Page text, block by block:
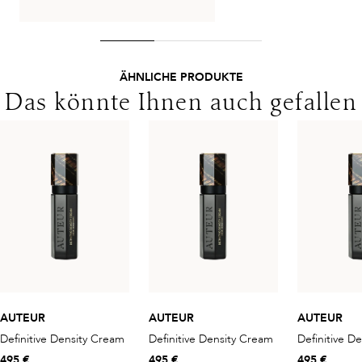
ÄHNLICHE PRODUKTE
Das könnte Ihnen auch gefallen
AUTEUR
Definitive Density Cream
AUTEUR
Definitive Density Cream
AUTEUR
Definitive